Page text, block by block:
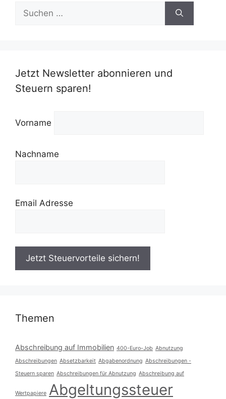
Suchen
nach:
Jetzt Newsletter abonnieren und
Steuern sparen!
Vorname
Nachname
Email Adresse
Themen
Abschreibung auf Immobilien 400-Euro-Job Abnutzung
Abschreibungen Absetzbarkeit Abgabenordnung Abschreibungen -
Steuern sparen Abschreibungen für Abnutzung Abschreibung auf
Wertpapiere Abgeltungssteuer